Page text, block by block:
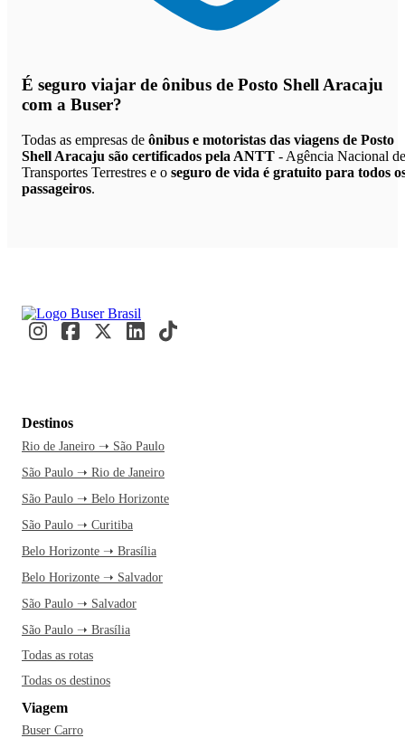
É seguro viajar de ônibus de Posto Shell Aracaju
com a Buser?
Todas as empresas de ônibus e motoristas das viagens de Posto
Shell Aracaju são certificados pela ANTT - Agência Nacional de
Transportes Terrestres e o seguro de vida é gratuito para todos
passageiros.
Destinos
Rio de Janeiro ➝ São Paulo
São Paulo ➝ Rio de Janeiro
São Paulo ➝ Belo Horizonte
São Paulo ➝ Curitiba
Belo Horizonte ➝ Brasília
Belo Horizonte ➝ Salvador
São Paulo ➝ Salvador
São Paulo ➝ Brasília
Todas as rotas
Todas os destinos
Viagem
Buser Carro